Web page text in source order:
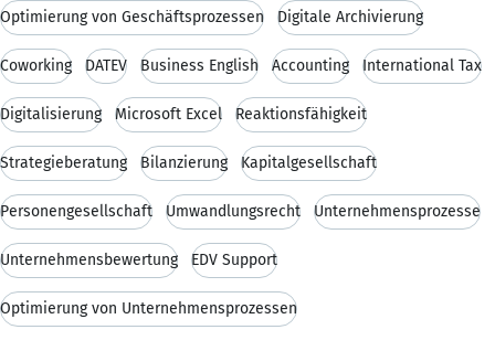
Optimierung von Geschäftsprozessen Digitale Archivierung
Coworking DATEV Business English Accounting International Tax
Digitalisierung Microsoft Excel Reaktionsfähigkeit
Strategieberatung Bilanzierung Kapitalgesellschaft
Personengesellschaft Umwandlungsrecht Unternehmensprozesse
Unternehmensbewertung EDV Support
Optimierung von Unternehmensprozessen